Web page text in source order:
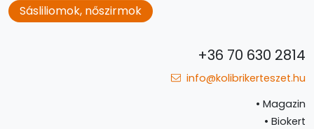
Sásliliomok, nőszirmok
+36 70 630 2814
info@kolibrikerteszet.hu
• Magazin
• Biokert